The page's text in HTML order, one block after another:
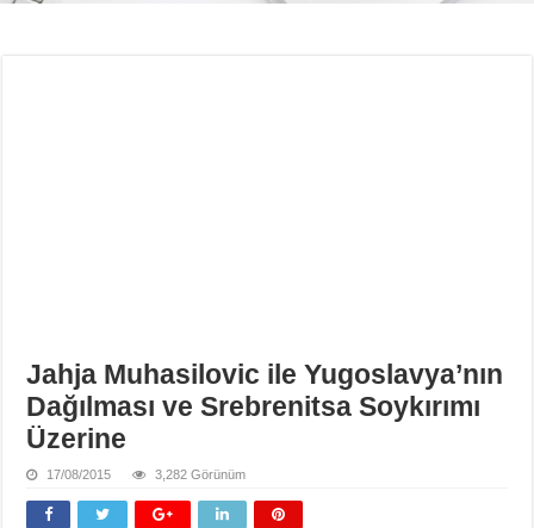
Jahja Muhasilovic ile Yugoslavya’nın
Dağılması ve Srebrenitsa Soykırımı
Üzerine
17/08/2015 3,282 Görünüm